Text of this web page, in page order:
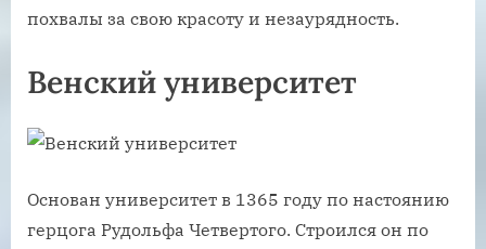
похвалы за свою красоту и незаурядность.
Венский университет
Основан университет в 1365 году по настоянию
герцога Рудольфа Четвертого. Строился он по